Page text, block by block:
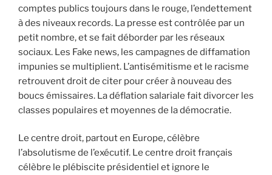
comptes publics toujours dans le rouge, l’endettement
à des niveaux records. La presse est contrôlée par un
petit nombre, et se fait déborder par les réseaux
sociaux. Les Fake news, les campagnes de diffamation
impunies se multiplient. L’antisémitisme et le racisme
retrouvent droit de citer pour créer à nouveau des
boucs émissaires. La déflation salariale fait divorcer les
classes populaires et moyennes de la démocratie.
Le centre droit, partout en Europe, célèbre
l’absolutisme de l’exécutif. Le centre droit français
célèbre le plébiscite présidentiel et ignore le